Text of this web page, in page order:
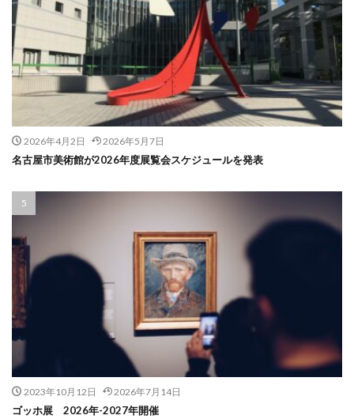
2026年4月2日 2026年5月7日
名古屋市美術館が2026年度展覧会スケジュールを発表
2023年10月12日 2026年7月14日
ゴッホ展 2026年-2027年開催